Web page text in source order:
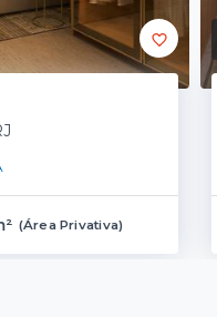
(Área Privativa)